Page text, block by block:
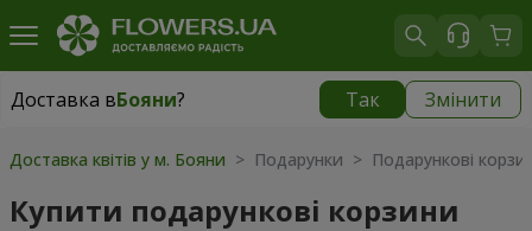
Доставка вБояни? Так Змінити
Доставка вБояни
Доставка квітів у м. Бояни > Подарунки > Подарункові
Купити подарункові корзини